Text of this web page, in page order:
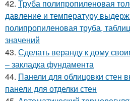
42. Труба полипропиленовая
давление и температуру
полипропиленовая труба,
значений
43. Сделать веранду к дому
– закладка фундамента
44. Панели для облицовки стен
панели для отделки стен